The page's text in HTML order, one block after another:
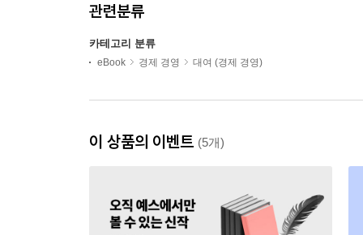
관련분류
카테고리 분류
eBook 경제 경영 대여 (경제 경영)
이 상품의 이벤트 (5개)